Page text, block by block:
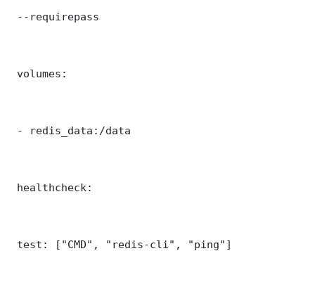
--requirepass
volumes:
- redis_data:/data
healthcheck:
test: ["CMD", "redis-cli", "ping"]